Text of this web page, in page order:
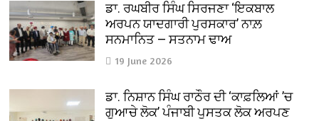
ਡਾ. ਰਘਬੀਰ ਸਿੰਘ ਸਿਰਜਣਾ ‘ਇਕਬਾਲ
ਅਰਪਨ ਯਾਦਗਾਰੀ ਪੁਰਸਕਾਰ’ ਨਾਲ਼
ਸਨਮਾਨਿਤ — ਸਤਨਾਮ ਢਾਅ
19 June 2026
ਡਾ. ਨਿਸ਼ਾਨ ਸਿੰਘ ਰਾਠੌਰ ਦੀ ‘ਕਾਫ਼ਲਿਆਂ ’ਚ
ਗੁਆਚੇ ਲੋਕ’ ਪੰਜਾਬੀ ਪੁਸਤਕ ਲੋਕ ਅਰਪਣ